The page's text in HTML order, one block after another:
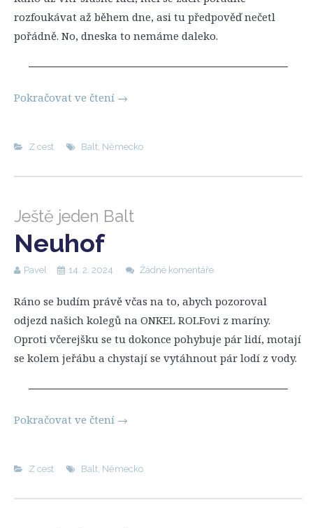
rozfoukávat až během dne, asi tu předpověď nečetl
pořádně. No, dneska to nemáme daleko.
Pokračovat ve čtení →
Z cest Balt, Německo
Ještě jeden Balt
Neuhof
Pavel 14. 2. 2024 Žádné komentáře
Ráno se budím právě včas na to, abych pozoroval
odjezd našich kolegů na ONKEL ROLFovi z maríny.
Oproti včerejšku se tu dokonce pohybuje pár lidí, motají
se kolem jeřábu a chystají se vytáhnout pár lodí z vody.
Pokračovat ve čtení →
Z cest Balt, Německo